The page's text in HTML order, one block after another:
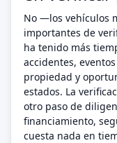
No —los vehículos
importantes de
ha tenido más
accidentes,
propiedad y
estados. La
otro paso de
financiamiento,
cuesta nada en